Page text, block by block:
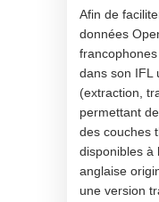
Afin de
données
dans son IFL
(extraction,
permettant
des couches
disponibles à
anglaise
une version